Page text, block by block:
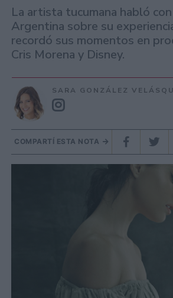
La artista tucumana habló
Argentina sobre su
recordó sus momentos en
Cris Morena y Disney.
SARA GONZÁLEZ
COMPARTÍ ESTA NOTA